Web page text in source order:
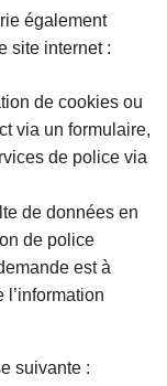
également
site internet :
de cookies ou
via un formulaire,
de police via
de données en
de police
est à
l’information
suivante :